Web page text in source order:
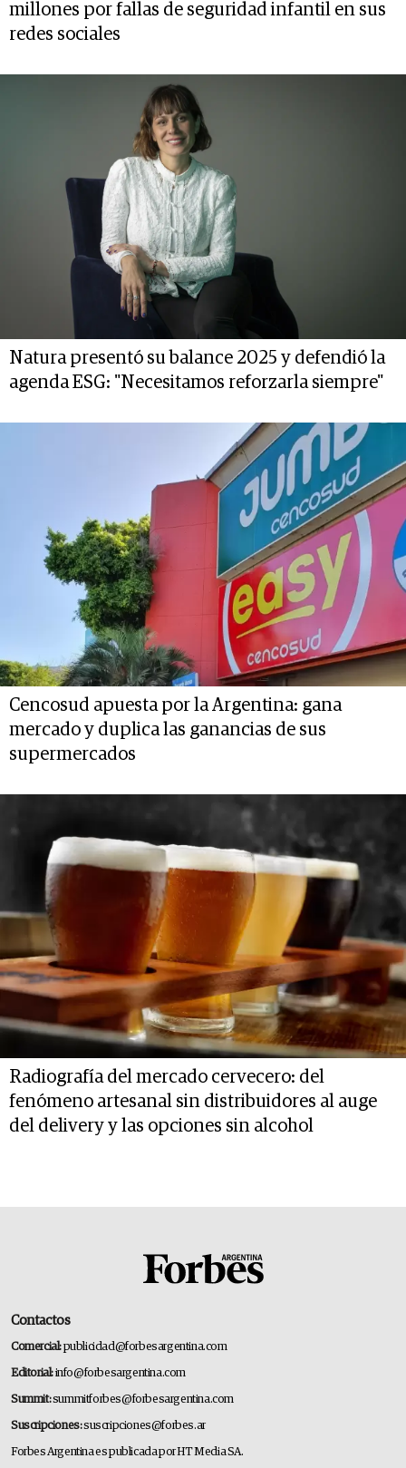
millones por fallas de seguridad infantil en sus
redes sociales
Natura presentó su balance 2025 y defendió la
agenda ESG: "Necesitamos reforzarla siempre"
Cencosud apuesta por la Argentina: gana
mercado y duplica las ganancias de sus
supermercados
Radiografía del mercado cervecero: del
fenómeno artesanal sin distribuidores al auge
del delivery y las opciones sin alcohol
Contactos
Comercial:publicidad@forbesargentina.com
Editorial:info@forbesargentina.com
Summit:summitforbes@forbesargentina.com
Suscripciones:suscripciones@forbes.ar
Forbes Argentina es publicada por HT Media SA.